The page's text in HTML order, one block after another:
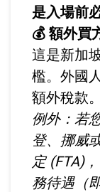
是入場前
💰 額外買
這是新加
檻。外國
額外稅款。
例外：若
登、挪威
定 (FTA)
務待遇（